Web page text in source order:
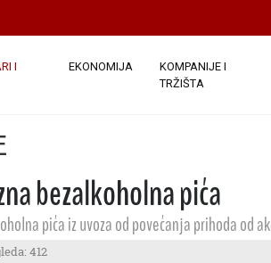
I
EKONOMIJA
KOMPANIJE I
TRŽIŠTA
bezalkoholna pića
pića iz uvoza od povećanja prihoda od
412